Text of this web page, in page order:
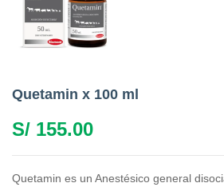
Quetamin x 100 ml
S/ 155.00
Quetamin es un Anestésico general